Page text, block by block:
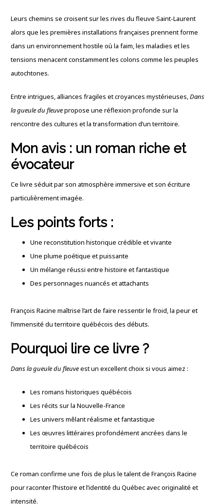
Leurs chemins se croisent sur les rives du fleuve Saint-Laurent
alors que les premières installations françaises prennent forme
dans un environnement hostile où la faim, les maladies et les
tensions menacent constamment les colons comme les peuples
autochtones.
Entre intrigues, alliances fragiles et croyances mystérieuses,Dans
la gueule du fleuvepropose une réflexion profonde sur la
rencontre des cultures et la transformation d’un territoire.
Mon avis : un roman riche et
évocateur
Ce livre séduit par son atmosphère immersive et son écriture
particulièrement imagée.
Les points forts :
Une reconstitution historique crédible et vivante
Une plume poétique et puissante
Un mélange réussi entre histoire et fantastique
Des personnages nuancés et attachants
François Racine maîtrise l’art de faire ressentir le froid, la peur et
l’immensité du territoire québécois des débuts.
Pourquoi lire ce livre ?
Dans la gueule du fleuveest un excellent choix si vous aimez :
Les romans historiques québécois
Les récits sur la Nouvelle-France
Les univers mêlant réalisme et fantastique
Les œuvres littéraires profondément ancrées dans le
territoire québécois
Ce roman confirme une fois de plus le talent de François Racine
pour raconter l’histoire et l’identité du Québec avec originalité et
intensité.